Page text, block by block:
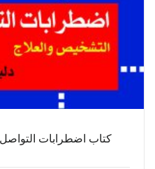
كتاب اضطرابات